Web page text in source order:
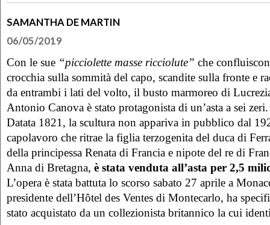
SAMANTHA DE MARTIN
06/05/2019
Con le sue “picciolette masse ricciolute” che
crocchia sulla sommità del capo, scandite sulla fronte e
da entrambi i lati del volto, il busto marmoreo di
Antonio Canova è stato protagonista di un’asta a sei zeri.
Datata 1821, la scultura non appariva in pubblico dal
capolavoro che ritrae la figlia terzogenita del duca di
della principessa Renata di Francia e nipote del re di
Anna di Bretagna, è stata venduta all’asta per 2,5
L’opera è stata battuta lo scorso sabato 27 aprile a
presidente dell’Hôtel des Ventes di Montecarlo, ha
stato acquistato da un collezionista britannico la cui